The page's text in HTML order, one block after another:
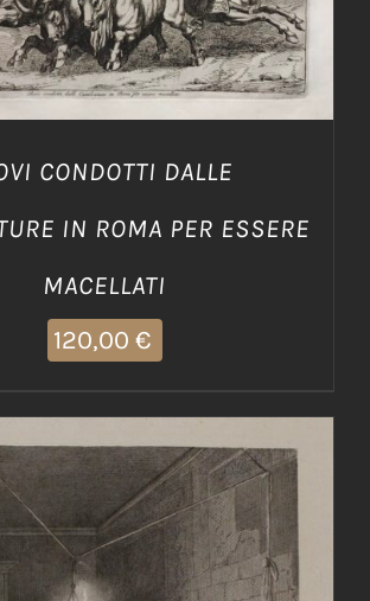
CONDOTTI DALLE
IN ROMA PER ESSERE
MACELLATI
120,00 €